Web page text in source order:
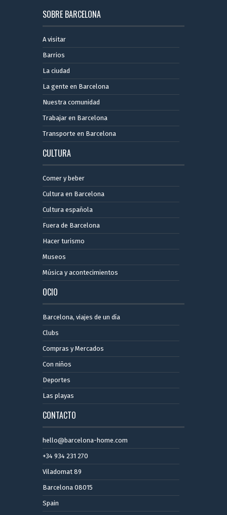
SOBRE BARCELONA
A visitar
Barrios
La ciudad
La gente en Barcelona
Nuestra comunidad
Trabajar en Barcelona
Transporte en Barcelona
CULTURA
Comer y beber
Cultura en Barcelona
Cultura española
Fuera de Barcelona
Hacer turismo
Museos
Música y acontecimientos
OCIO
Barcelona, ​​viajes de un día
Clubs
Compras y Mercados
Con niños
Deportes
Las playas
CONTACTO
hello@barcelona-home.com
+34 934 231 270
Viladomat 89
Barcelona 08015
Spain